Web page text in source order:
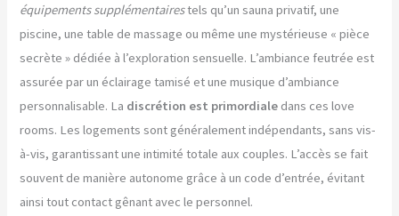
équipements supplémentairestels qu’un sauna privatif, une
piscine, une table de massage ou même une mystérieuse « pièce
secrète » dédiée à l’exploration sensuelle. L’ambiance feutrée est
assurée par un éclairage tamisé et une musique d’ambiance
personnalisable. La discrétion est primordiale dans ces love
rooms. Les logements sont généralement indépendants, sans vis-
à-vis, garantissant une intimité totale aux couples. L’accès se fait
souvent de manière autonome grâce à un code d’entrée, évitant
ainsi tout contact gênant avec le personnel.